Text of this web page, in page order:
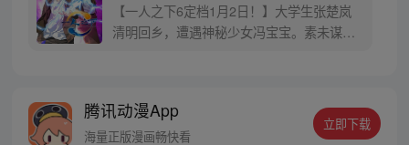
【一人之下6定档1月2日！】大学生张楚岚
清明回乡，遭遇神秘少女冯宝宝。素未谋面
密，张楚岚的生活被彻底颠覆，与冯宝宝一
同踏上“异人”之旅。
腾讯动漫App
海量正版漫画畅快看
立即下载